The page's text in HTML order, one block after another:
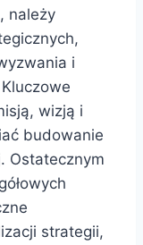
należy
i
wizją i
budowanie
Ostatecznym
strategii,